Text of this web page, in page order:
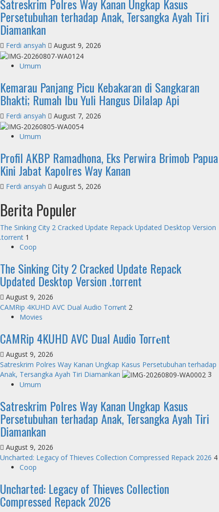
Satreskrim Polres Way Kanan Ungkap Kasus
Persetubuhan terhadap Anak, Tersangka Ayah Tiri
Diamankan
Ferdi ansyah August 9, 2026
Umum
Kemarau Panjang Picu Kebakaran di Sangkaran
Bhakti; Rumah Ibu Yuli Hangus Dilalap Api
Ferdi ansyah August 7, 2026
Umum
Profil AKBP Ramadhona, Eks Perwira Brimob Papua
Kini Jabat Kapolres Way Kanan
Ferdi ansyah August 5, 2026
Berita Populer
The Sinking City 2 Cracked Update Repack Updated Desktop Version
.torrent 1
Coop
The Sinking City 2 Cracked Update Repack
Updated Desktop Version .torrent
August 9, 2026
CAMRip 4KUHD AVC Dual Audio Torr𝐞nt 2
Movies
CAMRip 4KUHD AVC Dual Audio Torr𝐞nt
August 9, 2026
Satreskrim Polres Way Kanan Ungkap Kasus Persetubuhan terhadap
Anak, Tersangka Ayah Tiri Diamankan
3
Umum
Satreskrim Polres Way Kanan Ungkap Kasus
Persetubuhan terhadap Anak, Tersangka Ayah Tiri
Diamankan
August 9, 2026
Uncharted: Legacy of Thieves Collection Compressed Repack 2026 4
Coop
Uncharted: Legacy of Thieves Collection
Compressed Repack 2026